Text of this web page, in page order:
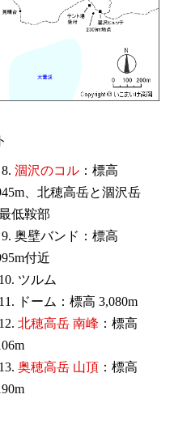
涸沢のコル ：標高
、北穂高岳と涸沢岳
低鞍部
奥壁バンド：標高
付近
ツルム
ドーム：標高 3,080m
北穂高岳 南峰 ：標高
奥穂高岳 山頂 ：標高